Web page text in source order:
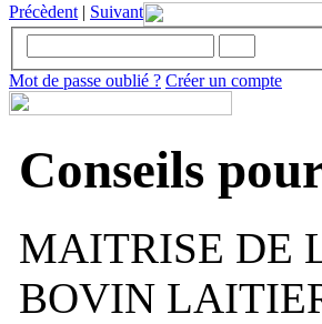
Précèdent | Suivant
Mot de passe oublié ? Créer un compte
Conseils
MAITRISE DE
BOVIN